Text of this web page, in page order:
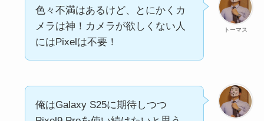
トーマス
色々不満はあるけど、とにかくカ
メラは神！カメラが欲しくない人
にはPixelは不要！
俺はGalaxy S25に期待しつつ